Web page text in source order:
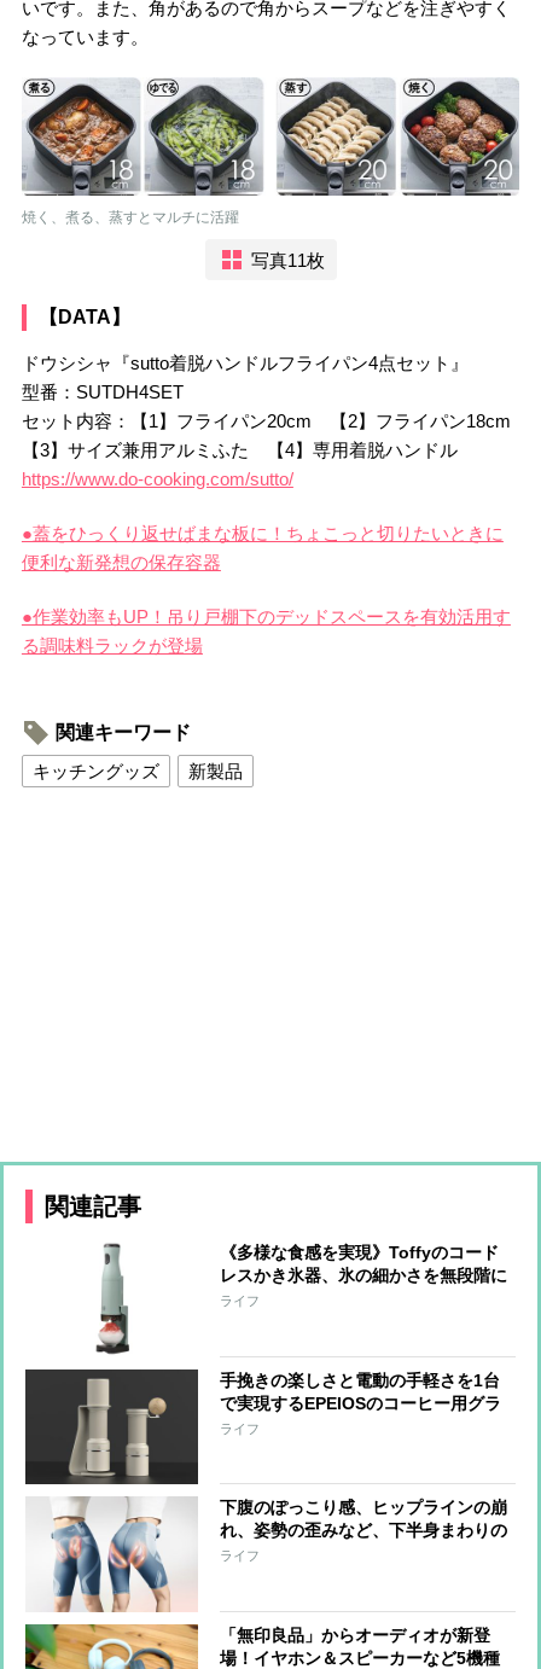
いです。また、角があるので角からスープなどを注ぎやすく
なっています。
焼く、煮る、蒸すとマルチに活躍
写真11枚
【DATA】
ドウシシャ『sutto着脱ハンドルフライパン4点セット』
型番：SUTDH4SET
セット内容：【1】フライパン20cm 【2】フライパン18cm
【3】サイズ兼用アルミふた 【4】専用着脱ハンドル
https://www.do-cooking.com/sutto/
●蓋をひっくり返せばまな板に！ちょこっと切りたいときに
便利な新発想の保存容器
●作業効率もUP！吊り戸棚下のデッドスペースを有効活用す
る調味料ラックが登場
関連キーワード
キッチングッズ
新製品
関連記事
《多様な食感を実現》Toffyのコード
レスかき氷器、氷の細かさを無段階に
調整可能 冷製パスタ、そうめん、サ
ライフ
手挽きの楽しさと電動の手軽さを1台
で実現するEPEIOSのコーヒー用グラ
インダー『Essence Duo』 世界一の
ライフ
下腹のぽっこり感、ヒップラインの崩
れ、姿勢の歪みなど、下半身まわりの
悩みに、はくだけでアプローチするシ
ライフ
「無印良品」からオーディオが新登
場！イヤホン＆スピーカーなど5機種